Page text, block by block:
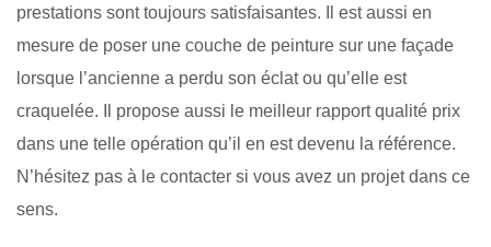
prestations sont toujours satisfaisantes. Il est aussi en
mesure de poser une couche de peinture sur une façade
lorsque l’ancienne a perdu son éclat ou qu’elle est
craquelée. Il propose aussi le meilleur rapport qualité prix
dans une telle opération qu’il en est devenu la référence.
N’hésitez pas à le contacter si vous avez un projet dans ce
sens.